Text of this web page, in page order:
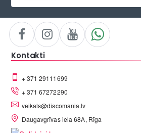
Kontakti
+ 371 29111699
+ 371 67272290
veikals@discomania.lv
Daugavgrīvas iela 68A, Rīga